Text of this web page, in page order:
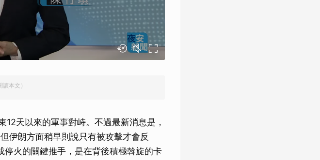
本文）
天以來的軍事對峙。不過最新消息是，
伊朗方面稍早則說只有被攻擊才會反
火的關鍵推手，是在背後積極斡旋的卡